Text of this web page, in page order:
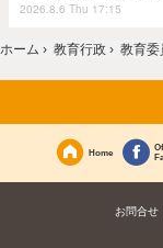
2026.8.6 Thu 17:15
ホーム › 教育行政 › 教育委
Home
お問合せ